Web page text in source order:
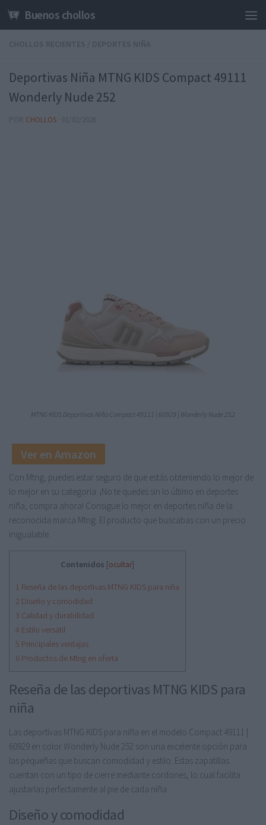
Saltar al contenido
Buenos chollos
Deportivas Niña MTNG KIDS Compact 49111
Wonderly Nude 252
CHOLLOS
MTNG KIDS Deportivas Niña Compact 49111 | 60929 | Wonderly Nude 252
Ver en Amazon
Con Mtng, puedes estar seguro de que estás obteniendo lo mejor de
lo mejor en su categoría. ¡No te quedes sin lo último en deportes
niña, compra ahora! Consigue lo mejor en deportes niña de la
reconocida marca Mtng. El producto que buscabas con un precio
inigualable.
Contenidos [ocultar]
1 Reseña de las deportivas MTNG KIDS para niña
2 Diseño y comodidad
3 Calidad y durabilidad
4 Estilo versátil
5 Principales ventajas
6 Productos de Mtng en oferta
Reseña de las deportivas MTNG KIDS para
niña
Las deportivas MTNG KIDS para niña en el modelo Compact 49111 |
60929 en color Wonderly Nude 252 son una excelente opción para
las pequeñas que buscan comodidad y estilo. Estas zapatillas
cuentan con un tipo de cierre mediante cordones, lo cual facilita
ajustarlas perfectamente al pie de cada niña.
Diseño y comodidad